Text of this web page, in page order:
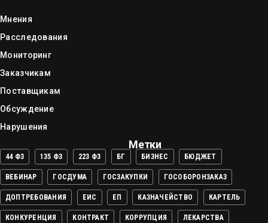
Мнения
Расследования
Мониторинг
Заказчикам
Поставщикам
Обсуждение
Нарушения
Метки
44 ФЗ 135 ФЗ 223 ФЗ БГ БИЗНЕС БЮДЖЕТ
ВЕБИНАР ГОСДУМА ГОСЗАКУПКИ ГОСОБОРОНЗАКАЗ
ДОПТРЕБОВАНИЯ ЕИС ЕП КАЗНАЧЕЙСТВО КАРТЕЛЬ
КОНКУРЕНЦИЯ КОНТРАКТ КОРРУПЦИЯ ЛЕКАРСТВА